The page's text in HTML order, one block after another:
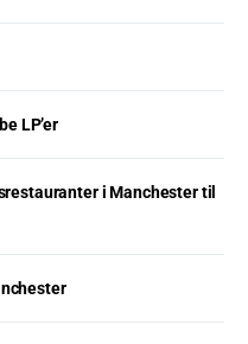
LP’er
i Manchester til